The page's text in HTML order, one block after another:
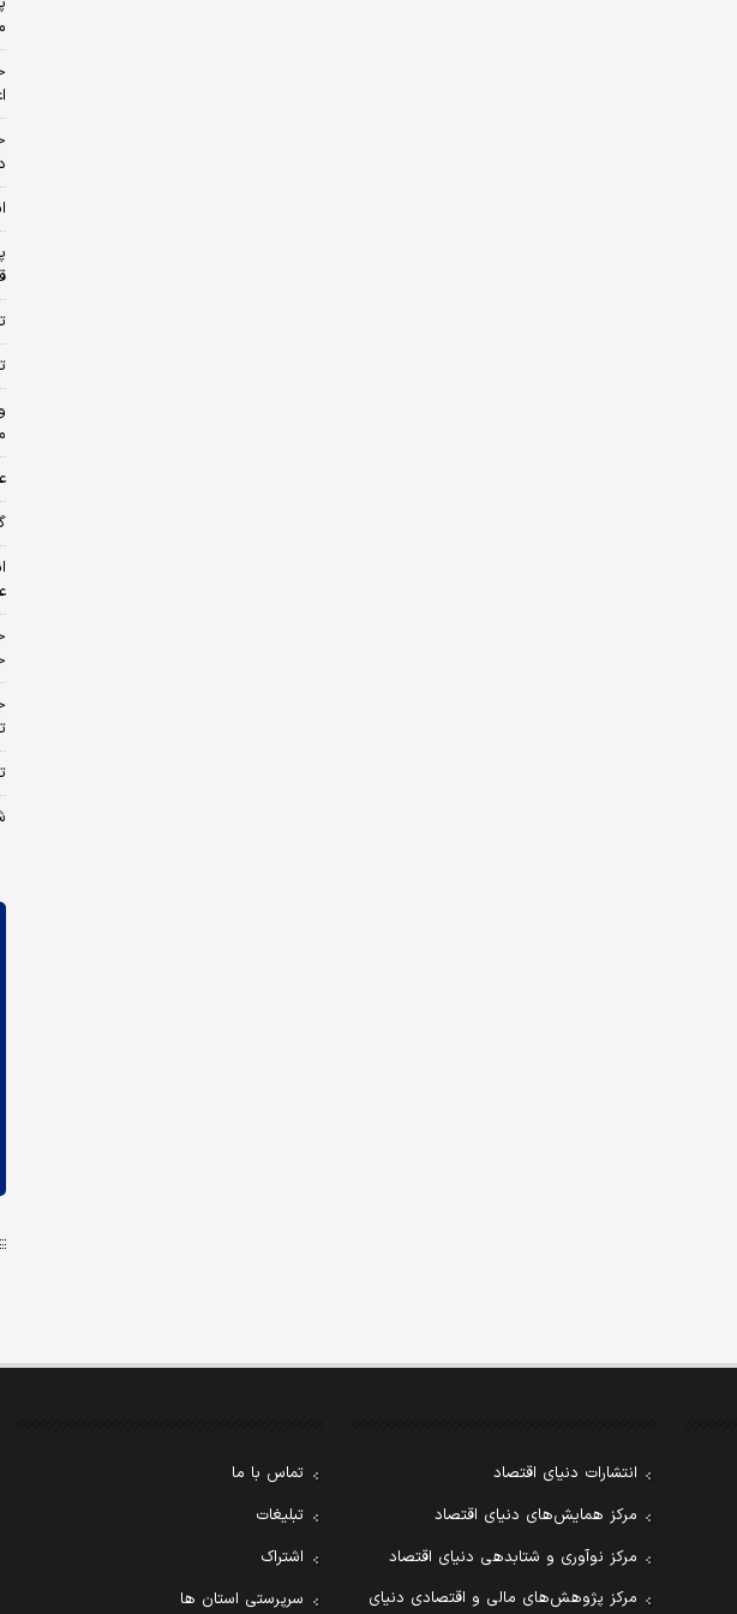
انتشارات دنیای اقتصاد
مرکز همایش‌های دنیای اقتصاد
مرکز نوآوری و شتابدهی دنیای اقتصاد
مرکز پژوهش‌های مالی و اقتصادی دنیای
تماس با ما
تبلیغات
اشتراک
سرپرستی استان ها